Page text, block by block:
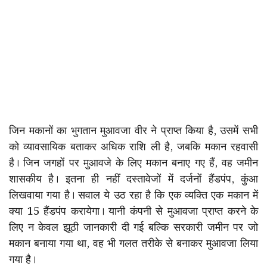
जिन मकानों का भुगतान मुआवजा वीर ने प्राप्त किया है, उसमें सभी
को व्यावसायिक बताकर अधिक राशि ली है, जबकि मकान रहवासी
है। जिन जगहों पर मुआवजे के लिए मकान बनाए गए हैं, वह जमीन
शासकीय है। इतना ही नहीं दस्तावेजों में दर्जनों हैंडपंप, कुंआ
लिखवाया गया है। सवाल ये उठ रहा है कि एक व्यक्ति एक मकान में
क्या 15 हैंडपंप करायेगा। यानी कंपनी से मुआवजा प्राप्त करने के
लिए न केवल झूठी जानकारी दी गई बल्कि सरकारी जमीन पर जो
मकान बनाया गया था, वह भी गलत तरीके से बनाकर मुआवजा लिया
गया है।